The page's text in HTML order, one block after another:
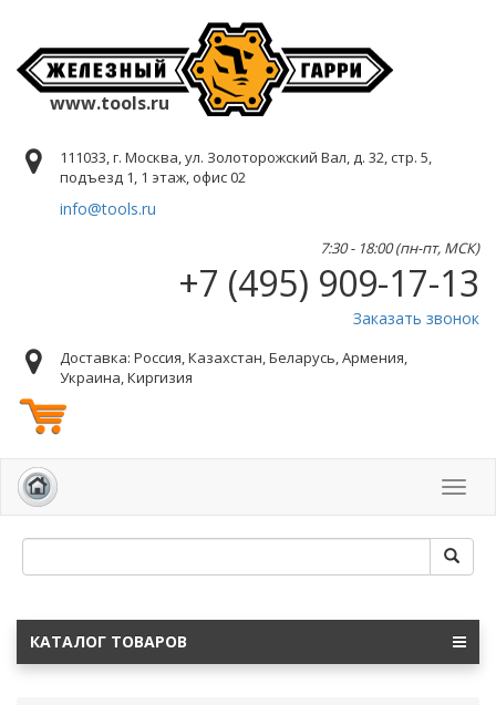
www.tools.ru
111033, г. Москва, ул. Золоторожский Вал, д. 32, стр. 5,
подъезд 1, 1 этаж, офис 02
info@tools.ru
7:30 - 18:00 (пн-пт, МСК)
+7 (495) 909-17-13
Заказать звонок
Доставка: Россия, Казахстан, Беларусь, Армения,
Украина, Киргизия
КАТАЛОГ ТОВАРОВ